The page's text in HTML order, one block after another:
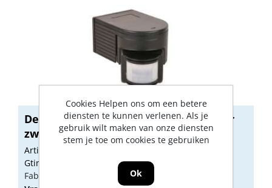
Detec Bewegingsmelder GZ20 Outdoor
zwart
Artikelnummer: 1835225
Gtin: 8715063606251
Fabrikant artikel nummer: 60625
Cookies Helpen ons om een betere
diensten te kunnen verlenen. Als je
gebruik wilt maken van onze diensten
stem je toe om cookies te gebruiken
Ok